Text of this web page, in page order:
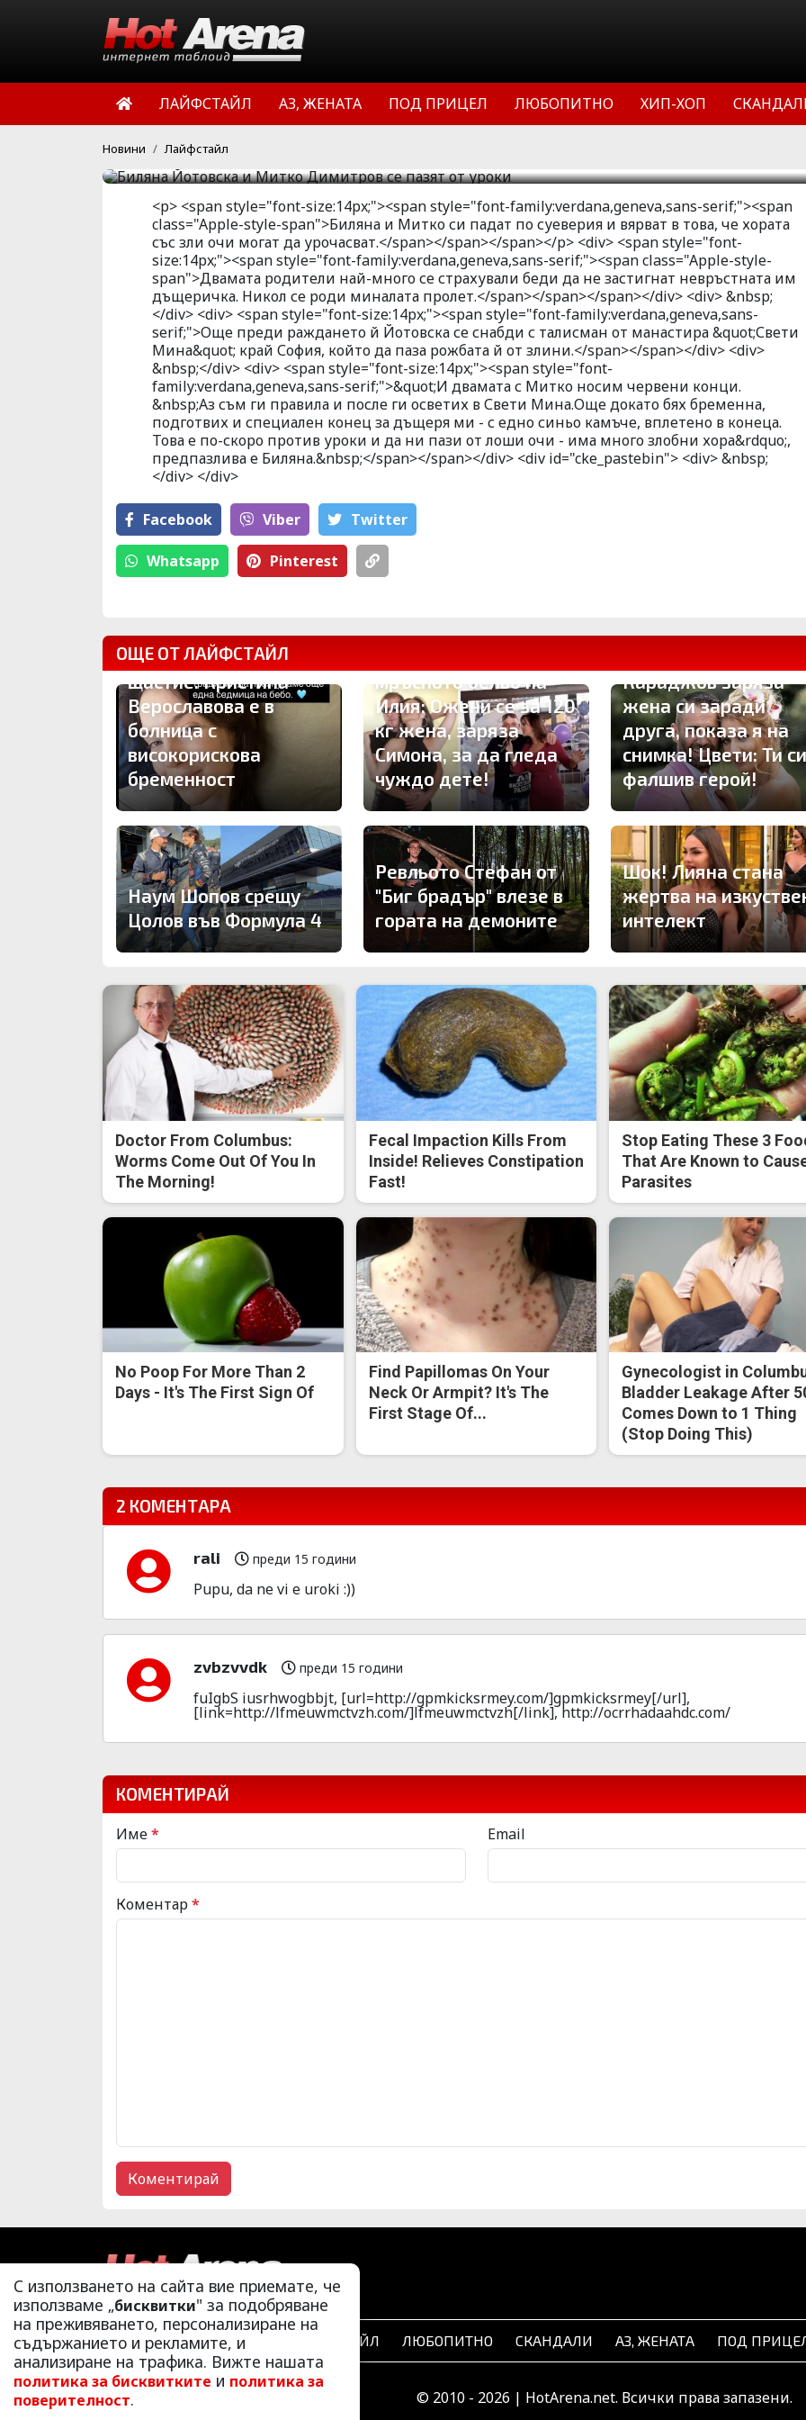
ЛАЙФСТАЙЛ АЗ, ЖЕНАТА ПОД ПРИЦЕЛ ЛЮБОПИТНО ХИП-ХОП
Новини Лайфстайл
Топмоделът на Визаж Биляна Йотовска и човекът-канара
Митко Димитров се пазят от уроки. Красавицата и
световният шампион по културизъм движат из партита с
вързани червени конци на левите си китки.
HotArena.net
<p> <span style="font-size:14px;"><span style="font-family:verdana,geneva,sans-serif;"><span
class="Apple-style-span">Биляна и Митко си падат по суеверия и вярват в това, че хората
със зли очи могат да урочасват.</span></span></span></p> <div> <span style="font-
size:14px;"><span style="font-family:verdana,geneva,sans-serif;"><span class="Apple-style-
span">Двамата родители най-много се страхували беди да не застигнат невръстната им
дъщеричка. Никол се роди миналата пролет.</span></span></span></div> <div> &nbsp;
</div> <div> <span style="font-size:14px;"><span style="font-family:verdana,geneva,sans-
serif;">Още преди раждането й Йотовска се снабди с талисман от манастира &quot;Свети
Мина&quot; край София, който да паза рожбата й от злини.</span></span></div> <div>
&nbsp;</div> <div> <span style="font-size:14px;"><span style="font-
family:verdana,geneva,sans-serif;">&quot;И двамата с Митко носим червени конци.
&nbsp;Аз съм ги правила и после ги осветих в Свети Мина.Още докато бях бременна,
подготвих и специален конец за дъщеря ми - с едно синьо камъче, вплетено в конеца.
Това е по-скоро против уроки и да ни пази от лоши очи - има много злобни хора&rdquo;,
предпазлива е Биляна.&nbsp;</span></span></div> <div id="cke_pastebin"> <div> &nbsp;
</div> </div>
Facebook Viber Тwitter
Whatsapp Pinterest
ОЩЕ ОТ ЛАЙФСТАЙЛ
Драма вместо
щастие: Кристина
Верославова е в
болница с
високорискова
бременност
Брутално отмъщение!
мръсното бельо на
Илия: Ожени се за 120
кг жена, заряза
Симона, за да гледа
чуждо дете!
Караджов заряза
жена си заради
друга, показа я на
снимка! Цвети: Ти си
фалшив герой!
Наум Шопов срещу
Цолов във Формула 4
Ревльото Стефан от
"Биг брадър" влезе в
гората на демоните
Шок! Лияна стана
жертва на
интелект
Doctor From Columbus:
Worms Come Out Of You In
The Morning!
Fecal Impaction Kills From
Inside! Relieves Constipation
Fast!
Stop Eating These 3
That Are Known to
Parasites
No Poop For More Than 2
Days - It's The First Sign Of
Find Papillomas On Your
Neck Or Armpit? It's The
First Stage Of...
Gynecologist in
Bladder Leakage After
Comes Down to 1 Thing
(Stop Doing This)
2 КОМЕНТАРА
rali преди 15 години
Pupu, da ne vi e uroki :))
zvbzvvdk преди 15 години
fuIgbS iusrhwogbbjt, [url=http://gpmkicksrmey.com/]gpmkicksrmey[/url],
[link=http://lfmeuwmctvzh.com/]lfmeuwmctvzh[/link], http://ocrrhadaahdc.com/
КОМЕНТИРАЙ
Име* Email
Коментар*
С използването на сайта вие приемате, че
използваме „бисквитки" за подобряване
на преживяването, персонализиране на
съдържанието и рекламите, и
анализиране на трафика. Вижте нашата
политика за бисквитките и политика за
поверителност.
ЛАЙФСТАЙЛ ЛЮБОПИТНО СКАНДАЛИ АЗ, ЖЕНАТА ПОД
© 2010 - 2026 | HotArena.net. Всички права запазени.